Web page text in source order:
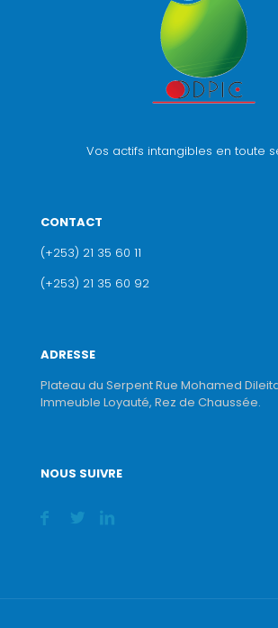
Vos actifs intangibles en toute
CONTACT
(+253) 21 35 60 11
(+253) 21 35 60 92
ADRESSE
Plateau du Serpent Rue Mohamed
Immeuble Loyauté, Rez de Chaussée.
NOUS SUIVRE